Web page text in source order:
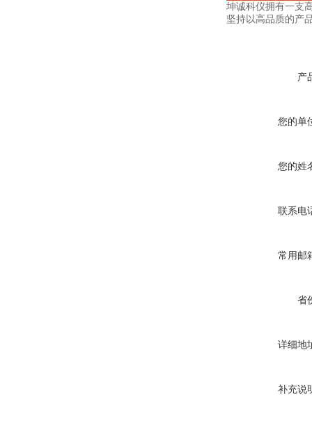
坤诚科仪拥有一支
坚持以高品质的产
产
您的单
您的姓
联系电
常用邮
省
详细地
补充说